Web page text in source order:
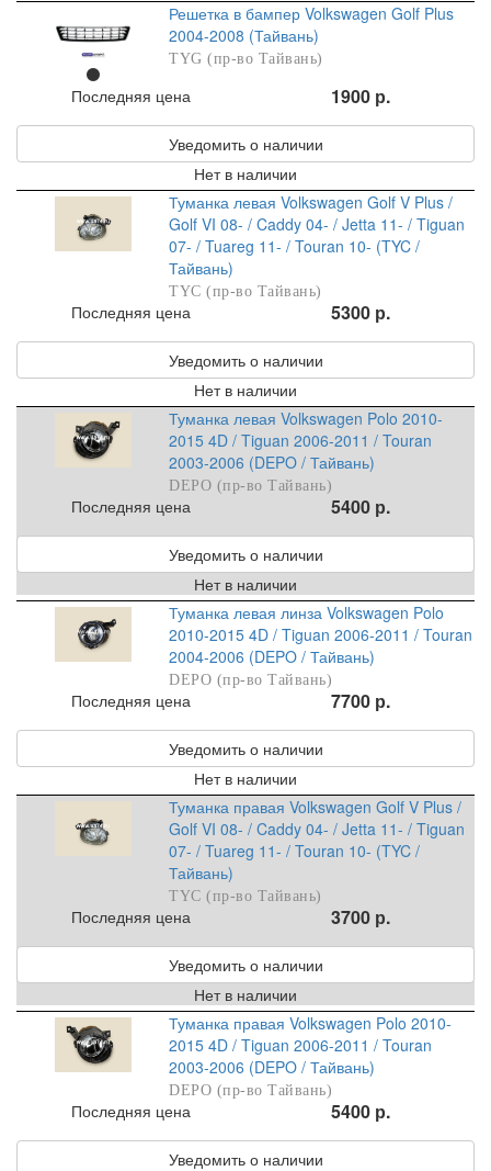
Решетка в бампер Volkswagen Golf Plus
2004-2008 (Тайвань)
TYG (пр-во Тайвань)
Последняя цена 1900 р.
Уведомить о наличии
Нет в наличии
Туманка левая Volkswagen Golf V Plus /
Golf VI 08- / Caddy 04- / Jetta 11- / Tiguan
07- / Tuareg 11- / Touran 10- (TYC /
Тайвань)
TYC (пр-во Тайвань)
Последняя цена 5300 р.
Уведомить о наличии
Нет в наличии
Туманка левая Volkswagen Polo 2010-
2015 4D / Tiguan 2006-2011 / Touran
2003-2006 (DEPO / Тайвань)
DEPO (пр-во Тайвань)
Последняя цена 5400 р.
Уведомить о наличии
Нет в наличии
Туманка левая линза Volkswagen Polo
2010-2015 4D / Tiguan 2006-2011 / Touran
2004-2006 (DEPO / Тайвань)
DEPO (пр-во Тайвань)
Последняя цена 7700 р.
Уведомить о наличии
Нет в наличии
Туманка правая Volkswagen Golf V Plus /
Golf VI 08- / Caddy 04- / Jetta 11- / Tiguan
07- / Tuareg 11- / Touran 10- (TYC /
Тайвань)
TYC (пр-во Тайвань)
Последняя цена 3700 р.
Уведомить о наличии
Нет в наличии
Туманка правая Volkswagen Polo 2010-
2015 4D / Tiguan 2006-2011 / Touran
2003-2006 (DEPO / Тайвань)
DEPO (пр-во Тайвань)
Последняя цена 5400 р.
Уведомить о наличии